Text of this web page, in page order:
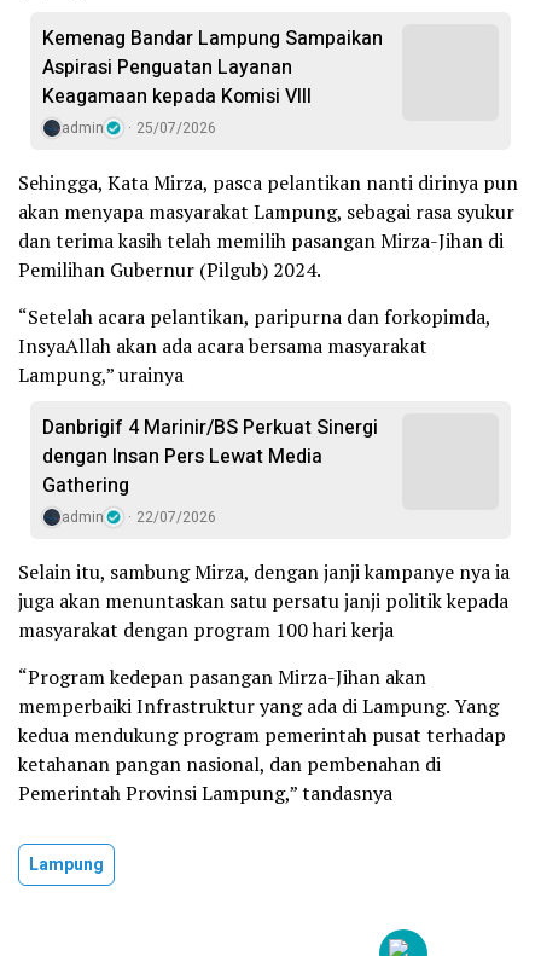
Kemenag Bandar Lampung Sampaikan
Aspirasi Penguatan Layanan
Keagamaan kepada Komisi VIII
admin 25/07/2026
Sehingga, Kata Mirza, pasca pelantikan nanti dirinya pun
akan menyapa masyarakat Lampung, sebagai rasa syukur
dan terima kasih telah memilih pasangan Mirza-Jihan di
Pemilihan Gubernur (Pilgub) 2024.
“Setelah acara pelantikan, paripurna dan forkopimda,
InsyaAllah akan ada acara bersama masyarakat
Lampung,” urainya
Danbrigif 4 Marinir/BS Perkuat Sinergi
dengan Insan Pers Lewat Media
Gathering
admin 22/07/2026
Selain itu, sambung Mirza, dengan janji kampanye nya ia
juga akan menuntaskan satu persatu janji politik kepada
masyarakat dengan program 100 hari kerja
“Program kedepan pasangan Mirza-Jihan akan
memperbaiki Infrastruktur yang ada di Lampung. Yang
kedua mendukung program pemerintah pusat terhadap
ketahanan pangan nasional, dan pembenahan di
Pemerintah Provinsi Lampung,” tandasnya
Lampung